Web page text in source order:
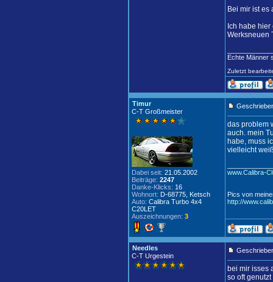
Bei mir ist
Ich habe
Werksneuen
Echte Männer
Zuletzt
Timur
C-T Großmeister
Dabei seit: 21.05.2002
Beiträge: 2247
Danke-Klicks: 16
Wohnort: D-68775, Ketsch
Auto: Calibra Turbo 4x4
C20LET
Auszeichnungen: 3
das problem
auch. mein
habe, muss
vielleicht
www.Calibra-
Pics von
http://
Needles
C-T Urgestein
bei mir isses
so oft